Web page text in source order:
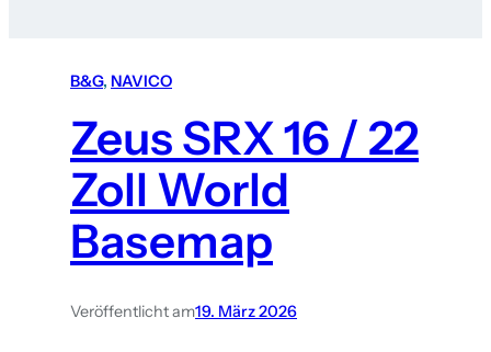
B&G, NAVICO
Zeus SRX 16 / 22
Zoll World
Basemap
Veröffentlicht am19. März 2026